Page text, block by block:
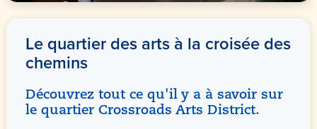
Le quartier des arts à la croisée des
chemins
Découvrez tout ce qu'il y a à savoir sur
le quartier Crossroads Arts District.